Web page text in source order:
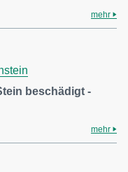
mehr
beschädigt -
mehr